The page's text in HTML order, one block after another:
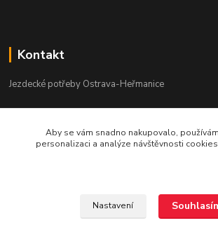
Kontakt
Jezdecké potřeby Ostrava-Heřmanice
Po-Pá 9:30 - 17:30
Aby se vám snadno nakupovalo,
personalizaci a analýze návštěvnosti
Nastavení